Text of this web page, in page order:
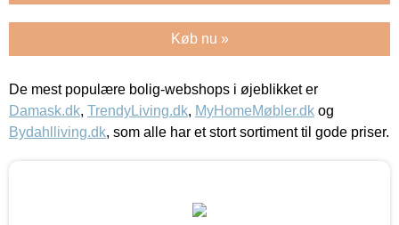
Køb nu »
De mest populære bolig-webshops i øjeblikket er
Damask.dk, TrendyLiving.dk, MyHomeMøbler.dk og
Bydahlliving.dk, som alle har et stort sortiment til gode priser.